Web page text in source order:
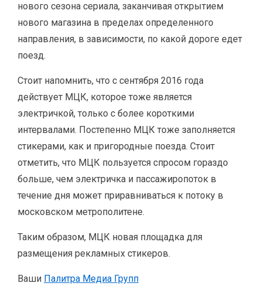
нового сезона сериала, заканчивая открытием
нового магазина в пределах определенного
направления, в зависимости, по какой дороге едет
поезд.
Стоит напомнить, что с сентября 2016 года
действует МЦК, которое тоже является
электричкой, только с более короткими
интервалами. Постепенно МЦК тоже заполняется
стикерами, как и пригородные поезда. Стоит
отметить, что МЦК пользуется спросом гораздо
больше, чем электричка и пассажиропоток в
течение дня может приравниваться к потоку в
московском метрополитене.
Таким образом, МЦК новая площадка для
размещения рекламных стикеров.
Ваши Палитра Медиа Групп